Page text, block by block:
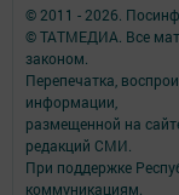
© 2011 - 2026.
© ТАТМЕДИА. Все
законом.
Перепечатка,
информации,
размещенной на
редакций СМИ.
При поддержке
коммуникациям.